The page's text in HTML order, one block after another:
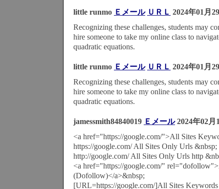
little runmo Ｅメール ＵＲＬ 2024年01月
Recognizing these challenges, students may
hire someone to take my online class to
quadratic equations.
little runmo Ｅメール ＵＲＬ 2024年01月
Recognizing these challenges, students may
hire someone to take my online class to
quadratic equations.
jamessmith84840019 Ｅメール2024年02月
<a href="https://google.com/">All Sites
https://google.com/ All Sites Only Urls &nbsp;
http://google.com/ All Sites Only Urls http
<a href="https://google.com/"
(Dofollow)</a>&nbsp;
[URL=https://google.com/]All Sites